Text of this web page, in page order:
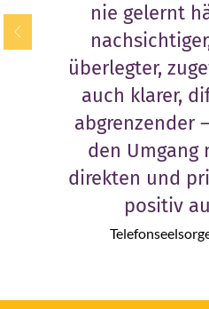
Ich
nie gelernt
überlegter,
auch klarer,
abgrenzender
den Umgang
direkten und
positiv